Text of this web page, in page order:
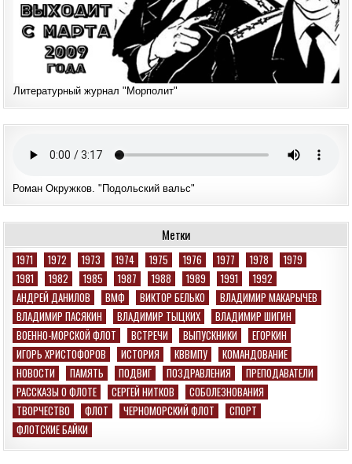
Литературный журнал "Морполит"
Роман Окружков. "Подольский вальс"
Метки
1971 1972 1973 1974 1975 1976 1977 1978
1979
1981
1982 1985 1987 1988 1989 1991
1992
АНДРЕЙ ДАНИЛОВ
ВМФ ВИКТОР БЕЛЬКО
ВЛАДИМИР МАКАРЫЧЕВ
ВЛАДИМИР ПАСЯКИН
ВЛАДИМИР ТЫЦКИХ
ВЛАДИМИР ШИГИН
ВОЕННО-МОРСКОЙ ФЛОТ
ВСТРЕЧИ ВЫПУСКНИКИ
ЕГОРКИН
ИГОРЬ ХРИСТОФОРОВ
ИСТОРИЯ КВВМПУ
КОМАНДОВАНИЕ
НОВОСТИ
ПАМЯТЬ ПОДВИГ ПОЗДРАВЛЕНИЯ
ПРЕПОДАВАТЕЛИ
РАССКАЗЫ О ФЛОТЕ
СЕРГЕЙ НИТКОВ
СОБОЛЕЗНОВАНИЯ
ТВОРЧЕСТВО
ФЛОТ ЧЕРНОМОРСКИЙ ФЛОТ
СПОРТ
ФЛОТСКИЕ БАЙКИ